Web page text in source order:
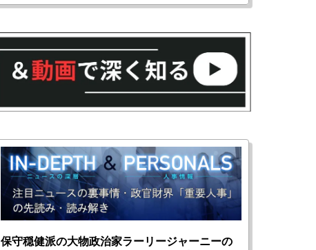
保守穏健派の大物政治家ラーリージャーニーの